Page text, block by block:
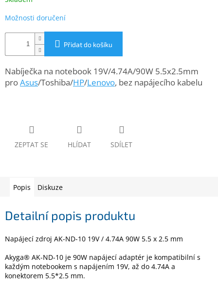
www.inpraise.cz
a
zahrada
a
notebooky
Elektronika
Domácnost
Možnosti doručení
Přidat do košíku
Nabíječka na notebook 19V/4.74A/90W 5.5x2.5mm
proAsus/Toshiba/HP/Lenovo, bez napájecího kabelu
ZEPTAT SE HLÍDAT SDÍLET
Popis Diskuze
Detailní popis produktu
Napájecí zdroj AK-ND-10 19V / 4.74A 90W 5.5 x 2.5 mm
Akyga® AK-ND-10 je 90W napájecí adaptér je kompatibilní s
každým notebookem s napájením 19V, až do 4.74A a
konektorem 5.5*2.5 mm.